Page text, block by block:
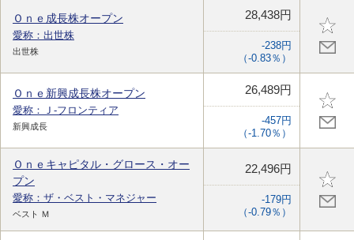
Ｏｎｅ成長株オープン
愛称：出世株
出世株
28,438円
-238円
（-0.83％）
Ｏｎｅ新興成長株オープン
愛称：Ｊ-フロンティア
新興成長
26,489円
-457円
（-1.70％）
Ｏｎｅキャピタル・グロース・オー
プン
愛称：ザ・ベスト・マネジャー
ベスト Ｍ
22,496円
-179円
（-0.79％）